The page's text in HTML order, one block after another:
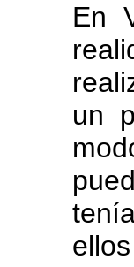
En
un